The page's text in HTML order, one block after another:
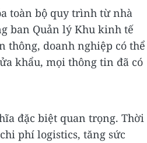
toàn bộ quy trình từ nhà
ban Quản lý Khu kinh tế
thông, doanh nghiệp có thể
khẩu, mọi thông tin đã có
đặc biệt quan trọng. Thời
phí logistics, tăng sức